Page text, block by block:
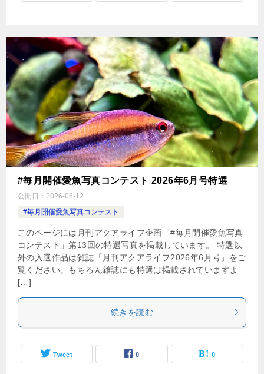
#毎月開催愛魚写真コンテスト 2026年6月号特選
公開日： 2026-06-12
#毎月開催愛魚写真コンテスト
このページには月刊アクアライフ企画「#毎月開催愛魚写真
コンテスト」第13回の特選写真を掲載しています。 特選以
外の入選作品は雑誌「月刊アクアライフ2026年6月号」をご
覧ください。もちろん雑誌にも特選は掲載されていますよ
[…]
続きを読む
Tweet 0 0